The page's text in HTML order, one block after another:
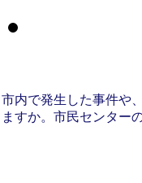
市内で発生した事件や
ますか。 市民センター